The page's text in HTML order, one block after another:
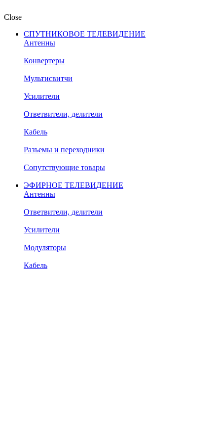
Close
СПУТНИКОВОЕ ТЕЛЕВИДЕНИЕ
Антенны
Конвертеры
Мультисвитчи
Усилители
Ответвители, делители
Кабель
Разъемы и переходники
Сопутствующие товары
ЭФИРНОЕ ТЕЛЕВИДЕНИЕ
Антенны
Ответвители, делители
Усилители
Модуляторы
Кабель